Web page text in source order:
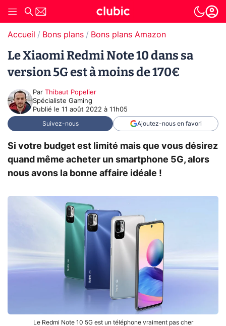
Accueil Bons plans Bons plans Amazon
Le Xiaomi Redmi Note 10 dans sa
version 5G est à moins de 170€
Par Thibaut Popelier
Spécialiste Gaming
Publié le 11 août 2022 à 11h05
Suivez-nous Ajoutez-nous en favori
Si votre budget est limité mais que vous désirez
quand même acheter un smartphone 5G, alors
nous avons la bonne affaire idéale !
Le Redmi Note 10 5G est un téléphone vraiment pas cher